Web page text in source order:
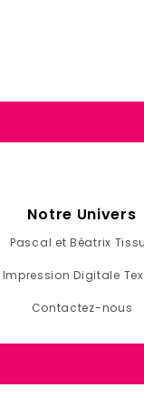
Notre Univers
Pascal et Béatrix
Impression Digitale
Contactez-nous